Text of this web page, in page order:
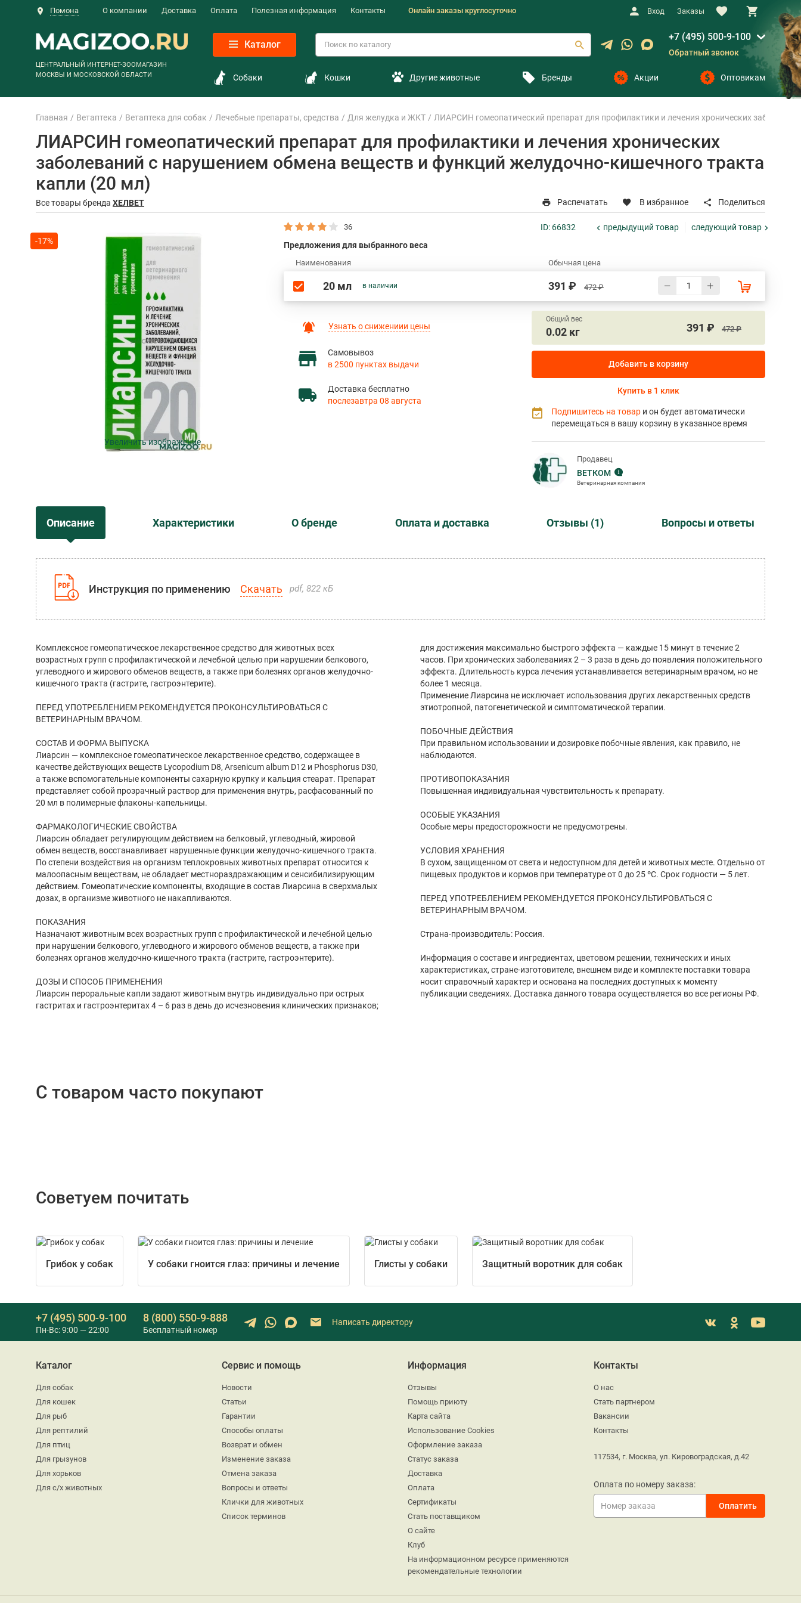
Помона О компании Доставка Оплата Полезная информация Контакты Онлайн заказы круглосуточно Вход Заказы
ЦЕНТРАЛЬНЫЙ ИНТЕРНЕТ-ЗООМАГАЗИН
МОСКВЫ И МОСКОВСКОЙ ОБЛАСТИ
Каталог
+7 (495) 500-9-100
Обратный звонок
Собаки Кошки Другие животные Бренды Акции Оптовикам
Главная Ветаптека Ветаптека для собак Лечебные препараты, средства Для желудка и ЖКТ ЛИАРСИН гомеопатический препарат для профилактики и лечения хронических
ЛИАРСИН гомеопатический препарат для профилактики и лечения хронических
заболеваний с нарушением обмена веществ и функций желудочно-кишечного тракта
капли (20 мл)
Все товары бренда ХЕЛВЕТ Распечатать В избранное Поделиться
-17%
Увеличить изображение
36 ID: 66832 предыдущий товар следующий товар
Предложения для выбранного веса
Наименования Обычная цена
20 мл в наличии 391 ₽ 472 ₽
Узнать о снижениии цены
Самовывоз
в 2500 пунктах выдачи
Доставка бесплатно
послезавтра 08 августа
Общий вес
0.02 кг 391 ₽ 472 ₽
Добавить в корзину
Купить в 1 клик
Подпишитесь на товар и он будет автоматически
перемещаться в вашу корзину в указанное время
Продавец
ВЕТКОМ
Ветеринарная компания
Описание Характеристики О бренде Оплата и доставка Отзывы (1) Вопросы и ответы
Инструкция по применению Скачать pdf, 822 кБ
Комплексное гомеопатическое лекарственное средство для животных всех
возрастных групп с профилактической и лечебной целью при нарушении белкового,
углеводного и жирового обменов веществ, а также при болезнях органов желудочно-
кишечного тракта (гастрите, гастроэнтерите).
ПЕРЕД УПОТРЕБЛЕНИЕМ РЕКОМЕНДУЕТСЯ ПРОКОНСУЛЬТИРОВАТЬСЯ С
ВЕТЕРИНАРНЫМ ВРАЧОМ.
СОСТАВ И ФОРМА ВЫПУСКА
Лиарсин — комплексное гомеопатическое лекарственное средство, содержащее в
качестве действующих веществ Lycopodium D8, Arsenicum album D12 и Phosphorus D30,
а также вспомогательные компоненты сахарную крупку и кальция стеарат. Препарат
представляет собой прозрачный раствор для применения внутрь, расфасованный по
20 мл в полимерные флаконы-капельницы.
ФАРМАКОЛОГИЧЕСКИЕ СВОЙСТВА
Лиарсин обладает регулирующим действием на белковый, углеводный, жировой
обмен веществ, восстанавливает нарушенные функции желудочно-кишечного тракта.
По степени воздействия на организм теплокровных животных препарат относится к
малоопасным веществам, не обладает местнораздражающим и сенсибилизирующим
действием. Гомеопатические компоненты, входящие в состав Лиарсина в сверхмалых
дозах, в организме животного не накапливаются.
ПОКАЗАНИЯ
Назначают животным всех возрастных групп с профилактической и лечебной целью
при нарушении белкового, углеводного и жирового обменов веществ, а также при
болезнях органов желудочно-кишечного тракта (гастрите, гастроэнтерите).
ДОЗЫ И СПОСОБ ПРИМЕНЕНИЯ
Лиарсин пероральные капли задают животным внутрь индивидуально при острых
гастритах и гастроэнтеритах 4 – 6 раз в день до исчезновения клинических признаков;
для достижения максимально быстрого эффекта — каждые 15 минут в течение 2
часов. При хронических заболеваниях 2 – 3 раза в день до появления положительного
эффекта. Длительность курса лечения устанавливается ветеринарным врачом, но не
более 1 месяца.
Применение Лиарсина не исключает использования других лекарственных средств
этиотропной, патогенетической и симптоматической терапии.
ПОБОЧНЫЕ ДЕЙСТВИЯ
При правильном использовании и дозировке побочные явления, как правило, не
наблюдаются.
ПРОТИВОПОКАЗАНИЯ
Повышенная индивидуальная чувствительность к препарату.
ОСОБЫЕ УКАЗАНИЯ
Особые меры предосторожности не предусмотрены.
УСЛОВИЯ ХРАНЕНИЯ
В сухом, защищенном от света и недоступном для детей и животных месте. Отдельно от
пищевых продуктов и кормов при температуре от 0 до 25 ºС. Срок годности — 5 лет.
ПЕРЕД УПОТРЕБЛЕНИЕМ РЕКОМЕНДУЕТСЯ ПРОКОНСУЛЬТИРОВАТЬСЯ С
ВЕТЕРИНАРНЫМ ВРАЧОМ.
Страна-производитель: Россия.
Информация о составе и ингредиентах, цветовом решении, технических и иных
характеристиках, стране-изготовителе, внешнем виде и комплекте поставки товара
носит справочный характер и основана на последних доступных к моменту
публикации сведениях. Доставка данного товара осуществляется во все регионы РФ.
С товаром часто покупают
Советуем почитать
Грибок у собак У собаки гноится глаз: причины и лечение Глисты у собаки Защитный воротник для собак
+7 (495) 500-9-100
Пн-Вс: 9:00 — 22:00
8 (800) 550-9-888
Бесплатный номер
Написать директору
Каталог
Для собак
Для кошек
Для рыб
Для рептилий
Для птиц
Для грызунов
Для хорьков
Для с/х животных
Сервис и помощь
Новости
Статьи
Гарантии
Способы оплаты
Возврат и обмен
Изменение заказа
Отмена заказа
Вопросы и ответы
Клички для животных
Список терминов
Информация
Отзывы
Помощь приюту
Карта сайта
Использование Cookies
Оформление заказа
Статус заказа
Доставка
Оплата
Сертификаты
Стать поставщиком
О сайте
Клуб
На информационном ресурсе применяются
рекомендательные технологии
Контакты
О нас
Стать партнером
Вакансии
Контакты
117534, г. Москва, ул. Кировоградская, д.42
Оплата по номеру заказа: